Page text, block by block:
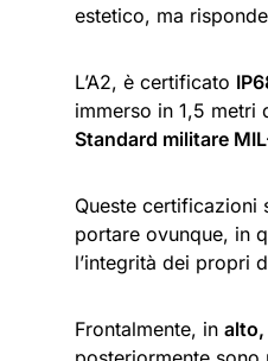
estetico, ma
L’A2, è certificato
immerso in 1,5 metri
Standard militare
Queste
portare ovunque, in
l’integrità dei propri
Frontalmente, in alto,